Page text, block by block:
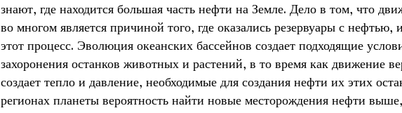
знают, где находится большая часть нефти на Земле. Дело в том, что
во многом является причиной того, где оказались резервуары с
этот процесс. Эволюция океанских бассейнов создает подходящие
захоронения останков животных и растений, в то время как движение
создает тепло и давление, необходимые для создания нефти их этих
регионах планеты вероятность найти новые месторождения нефти